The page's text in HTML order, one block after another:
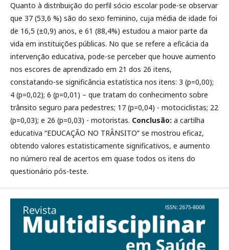
Quanto à distribuição do perfil sócio escolar pode-se observar
que 37 (53,6 %) são do sexo feminino, cuja média de idade foi
de 16,5 (±0,9) anos, e 61 (88,4%) estudou a maior parte da
vida em instituições públicas. No que se refere a eficácia da
intervenção educativa, pode-se perceber que houve aumento
nos escores de aprendizado em 21 dos 26 itens,
constatando-se significância estatística nos itens: 3 (p=0,00);
4 (p=0,02); 6 (p=0,01) – que tratam do conhecimento sobre
trânsito seguro para pedestres; 17 (p=0,04) - motociclistas; 22
(p=0,03); e 26 (p=0,03) - motoristas. Conclusão: a cartilha
educativa “EDUCAÇÃO NO TRÂNSITO” se mostrou eficaz,
obtendo valores estatisticamente significativos, e aumento
no número real de acertos em quase todos os itens do
questionário pós-teste.